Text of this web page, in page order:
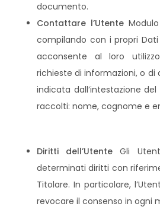
documento.
Contattare l’Utente
compilando con i propri
acconsente al loro
richieste di informazioni, o
indicata dall’intestazione
raccolti: nome, cognome e
Diritti dell’UtenteGli
determinati diritti con
Titolare. In particolare,
revocare il consenso in ogni